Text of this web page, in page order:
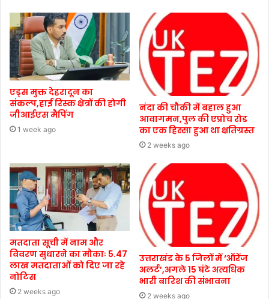
एड्स मुक्त देहरादून का
संकल्प,हाई रिस्क क्षेत्रों की होगी
जीआईएस मैपिंग
1 week ago
नंदा की चौकी में बहाल हुआ
आवागमन,पुल की एप्रोच रोड
का एक हिस्सा हुआ था क्षतिग्रस्त
2 weeks ago
मतदाता सूची में नाम और
विवरण सुधारने का मौकाः 5.47
लाख मतदाताओं को दिए जा रहे
नोटिस
2 weeks ago
उत्तराखंड के 5 जिलों में ‘ऑरेंज
अलर्ट’,अगले 15 घंटे अत्यधिक
भारी बारिश की संभावना
2 weeks ago